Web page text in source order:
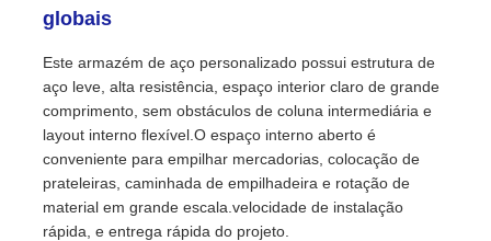
globais
Este armazém de aço personalizado possui estrutura de
aço leve, alta resistência, espaço interior claro de grande
comprimento, sem obstáculos de coluna intermediária e
layout interno flexível.O espaço interno aberto é
conveniente para empilhar mercadorias, colocação de
prateleiras, caminhada de empilhadeira e rotação de
material em grande escala.velocidade de instalação
rápida, e entrega rápida do projeto.